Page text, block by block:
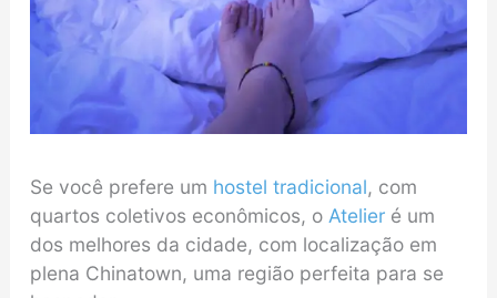
Se você prefere um hostel tradicional, com
quartos coletivos econômicos, o Atelier é um
dos melhores da cidade, com localização em
plena Chinatown, uma região perfeita para se